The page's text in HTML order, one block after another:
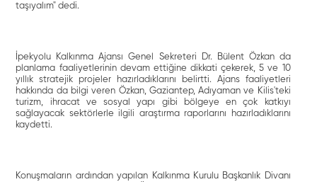
taşıyalım" dedi.
İpekyolu Kalkınma Ajansı Genel Sekreteri Dr. Bülent Özkan da
planlama faaliyetlerinin devam ettiğine dikkati çekerek, 5 ve 10
yıllık stratejik projeler hazırladıklarını belirtti. Ajans faaliyetleri
hakkında da bilgi veren Özkan, Gaziantep, Adıyaman ve Kilis'teki
turizm, ihracat ve sosyal yapı gibi bölgeye en çok katkıyı
sağlayacak sektörlerle ilgili araştırma raporlarını hazırladıklarını
kaydetti.
Konuşmaların ardından yapılan Kalkınma Kurulu Başkanlık Divanı